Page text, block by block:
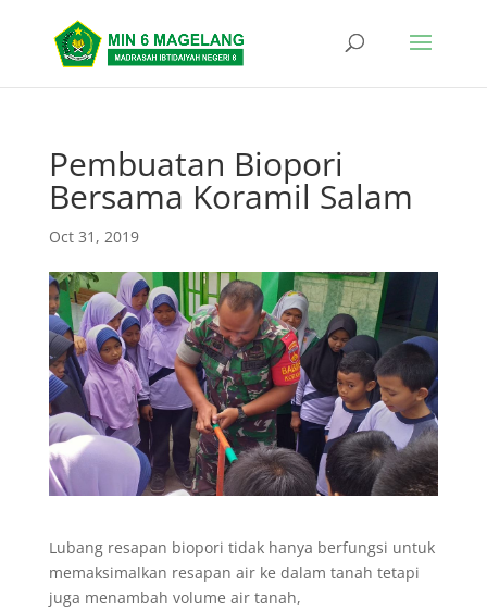
Pembuatan Biopori
Bersama Koramil Salam
Oct 31, 2019
Lubang resapan biopori tidak hanya berfungsi untuk
memaksimalkan resapan air ke dalam tanah tetapi
juga menambah volume air tanah,